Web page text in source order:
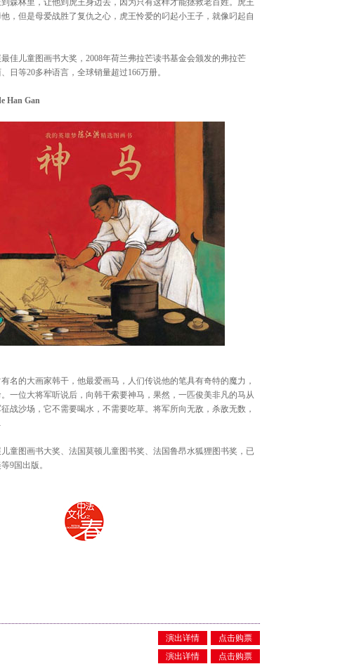
森林里，让他到虎王身边去，因为只有这样才能拯救老百姓。虎王
，但是母爱战胜了复仇之心，虎王怜爱的叼起小王子，就像叼起自
佳儿童图画书大奖，2008年荷兰弗拉芒读书基金会颁发的弗拉芒
日等20多种语言，全球销量超过166万册。
Han Gan
名的大画家韩干，他最爱画马，人们传说他的笔具有奇特的魔力，
一位大将军听说后，向韩干索要神马，果然，一匹俊美非凡的马从
战沙场，它不需要喝水，不需要吃草。将军所向无敌，杀敌无数，
童图画书大奖、法国莫顿儿童图书奖、法国鲁昂水狐狸图书奖，已
9国出版。
演出详情 点击购票
演出详情 点击购票